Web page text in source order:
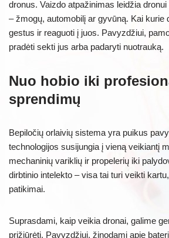
dronus. Vaizdo atpažinimas leidžia
– žmogų, automobilį ar gyvūną. Kai kurie
gestus ir reaguoti į juos. Pavyzdžiui,
pradėti sekti jus arba padaryti nuotrauką.
Nuo hobio iki
sprendimų
Bepiločių orlaivių sistema yra puikus
technologijos susijungia į vieną veikiantį
mechaninių variklių ir propelerių iki
dirbtinio intelekto – visa tai turi veikti
patikimai.
Suprasdami, kaip veikia dronai, galime
prižiūrėti. Pavyzdžiui, žinodami apie